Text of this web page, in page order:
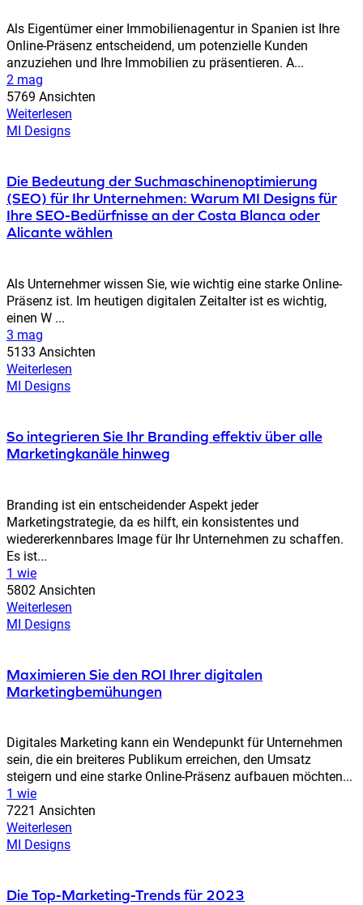
Als Eigentümer einer Immobilienagentur in Spanien ist Ihre
Online-Präsenz entscheidend, um potenzielle Kunden
anzuziehen und Ihre Immobilien zu präsentieren. A...
2 mag
5769 Ansichten
Weiterlesen
MI Designs
Die Bedeutung der Suchmaschinenoptimierung
(SEO) für Ihr Unternehmen: Warum MI Designs für
Ihre SEO-Bedürfnisse an der Costa Blanca oder
Alicante wählen
Als Unternehmer wissen Sie, wie wichtig eine starke Online-
Präsenz ist. Im heutigen digitalen Zeitalter ist es wichtig,
einen W ...
3 mag
5133 Ansichten
Weiterlesen
MI Designs
So integrieren Sie Ihr Branding effektiv über alle
Marketingkanäle hinweg
Branding ist ein entscheidender Aspekt jeder
Marketingstrategie, da es hilft, ein konsistentes und
wiedererkennbares Image für Ihr Unternehmen zu schaffen.
Es ist...
1 wie
5802 Ansichten
Weiterlesen
MI Designs
Maximieren Sie den ROI Ihrer digitalen
Marketingbemühungen
Digitales Marketing kann ein Wendepunkt für Unternehmen
sein, die ein breiteres Publikum erreichen, den Umsatz
steigern und eine starke Online-Präsenz aufbauen möchten...
1 wie
7221 Ansichten
Weiterlesen
MI Designs
Die Top-Marketing-Trends für 2023